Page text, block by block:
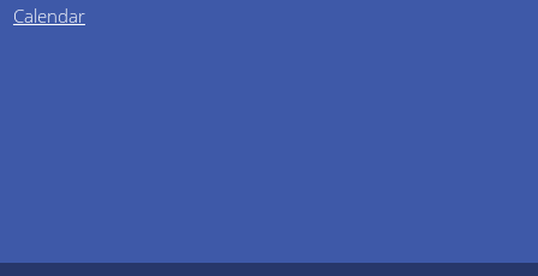
Calendar